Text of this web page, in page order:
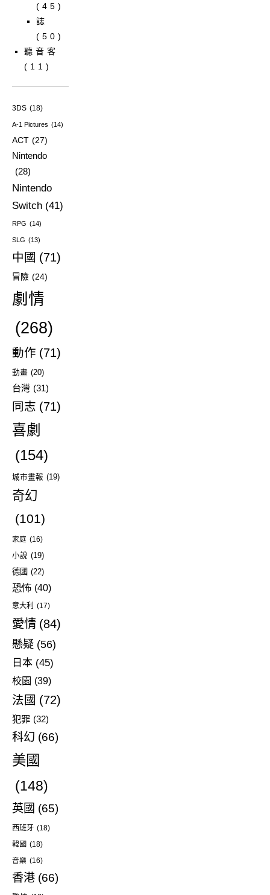
(45)
誌
(50)
聽音客
(11)
3DS (18)
A-1 Pictures (14)
ACT (27)
Nintendo
(28)
Nintendo
Switch (41)
RPG (14)
SLG (13)
中國 (71)
冒險 (24)
劇情
(268)
動作 (71)
動畫 (20)
台灣 (31)
同志 (71)
喜劇
(154)
城市畫報 (19)
奇幻
(101)
家庭 (16)
小說 (19)
德國 (22)
恐怖 (40)
意大利 (17)
愛情 (84)
懸疑 (56)
日本 (45)
校園 (39)
法國 (72)
犯罪 (32)
科幻 (66)
美國
(148)
英國 (65)
西班牙 (18)
韓國 (18)
音樂 (16)
香港 (66)